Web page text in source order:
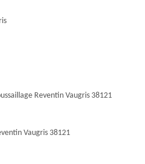
Reventin Vaugris 38121
Vaugris 38121